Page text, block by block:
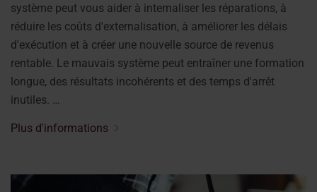
système peut vous aider à internaliser les réparations, à
réduire les coûts d'externalisation, à améliorer les délais
d'exécution et à créer une nouvelle source de revenus
rentable. Le mauvais système peut entraîner une formation
longue, des résultats incohérents et des temps d'arrêt
inutiles. …
Plus d'informations